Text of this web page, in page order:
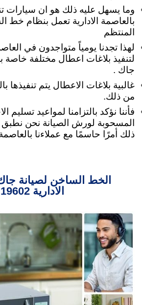
وما يسهل عليه ذلك هو ان سيارات
بالعاصمة الادارية تعمل بنظام خط
المنتظم
لهذا تجدنا يومياً متواجدون في
لتنفيذ بلاغات اعطال مختلفة خاصة
جاك .
غالبية بلاغات الاعطال يتم تنفيذها
من ذلك.
فأننا نؤكد بالتزامنا لمواعيد تسليم
المسحوبة لورش الصيانة نحن نطبق
ذلك أمرًا حاسمًا مع عملاءنا بالعاصمة
الخط الساخن لصيانة
الادارية 19602